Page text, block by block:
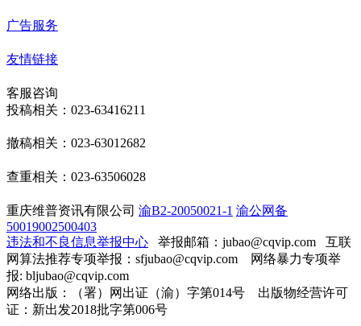
广告服务
友情链接
客服咨询
投稿相关：023-63416211
撤稿相关：023-63012682
查重相关：023-63506028
重庆维普资讯有限公司 渝B2-20050021-1 渝公网备
50019002500403
违法和不良信息举报中心 举报邮箱：jubao@cqvip.com 互联
网算法推荐专项举报：sfjubao@cqvip.com 网络暴力专项举
报: bljubao@cqvip.com
网络出版：（署）网出证（渝）字第014号 出版物经营许可
证：新出发2018批字第006号